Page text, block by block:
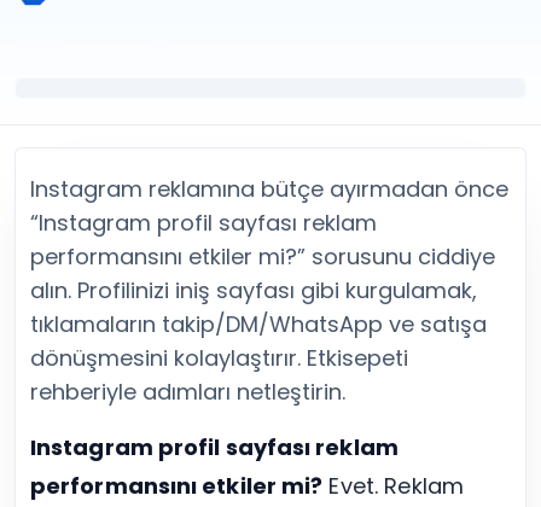
Tümünü Gör
YouTube
YouTube Abone Satın Al
YouTube Beğeni Satın Al
YouTube İzlenme Satın Al
YouTube Yorum Satın Al
Tümünü Gör
Facebook
Facebook Beğeni Satın Al
Facebook Takipçi Satın Al
Facebook Yorum Satın Al
Facebook Video İzlenme Satın Al
Tümünü Gör
Facebook Araçları
LinkedIn Araçları
Spotify Araçları
Telegram Araçları
Twitch Araçları
SoundCloud Araçları
Snapchat Araçları
Tümünü Gör
Instagram reklamına bütçe ayırmadan önce
“Instagram profil sayfası reklam
performansını etkiler mi?” sorusunu ciddiye
alın. Profilinizi iniş sayfası gibi kurgulamak,
tıklamaların takip/DM/WhatsApp ve satışa
dönüşmesini kolaylaştırır. Etkisepeti
rehberiyle adımları netleştirin.
Instagram profil sayfası reklam
performansını etkiler mi? Evet. Reklam